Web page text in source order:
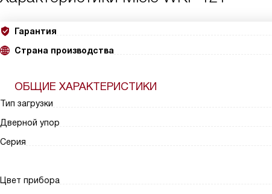
Гарантия
Страна производства
ОБЩИЕ ХАРАКТЕРИСТИКИ
Тип загрузки
Дверной упор
Серия
Цвет прибора